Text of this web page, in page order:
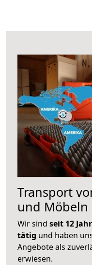
Transport
und Möbeln
Wir sind seit 12
tätig und haben
Angebote als
erwiesen.